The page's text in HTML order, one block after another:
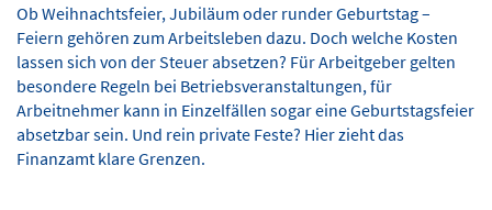
Ob Weihnachtsfeier, Jubiläum oder runder Geburtstag –
Feiern gehören zum Arbeitsleben dazu. Doch welche Kosten
lassen sich von der Steuer absetzen? Für Arbeitgeber gelten
besondere Regeln bei Betriebsveranstaltungen, für
Arbeitnehmer kann in Einzelfällen sogar eine Geburtstagsfeier
absetzbar sein. Und rein private Feste? Hier zieht das
Finanzamt klare Grenzen.